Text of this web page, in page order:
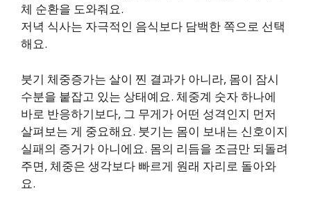
체 순환을 도와줘요.
저녁 식사는 자극적인 음식보다 담백한 쪽으로 선택
해요.
붓기 체중증가는 살이 찐 결과가 아니라, 몸이 잠시
수분을 붙잡고 있는 상태예요. 체중계 숫자 하나에
바로 반응하기보다, 그 무게가 어떤 성격인지 먼저
살펴보는 게 중요해요. 붓기는 몸이 보내는 신호이지
실패의 증거가 아니에요. 몸의 리듬을 조금만 되돌려
주면, 체중은 생각보다 빠르게 원래 자리로 돌아와
요.